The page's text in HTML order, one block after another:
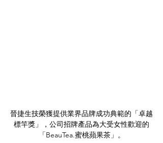
晉捷生技榮獲提供業界品牌成功典範的「卓越
標竿獎」，公司招牌產品為大受女性歡迎的
「BeauTea.蜜桃蘋果茶」。